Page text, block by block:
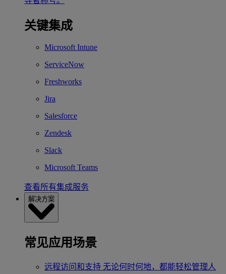
关键集成
Microsoft Intune
ServiceNow
Freshworks
Jira
Salesforce
Zendesk
Slack
Microsoft Teams
查看所有集成服务
解决方案
常见应用场景
远程访问和支持 无论何时何地，都能轻松管理人